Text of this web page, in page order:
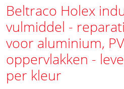
Beltraco Holex
vulmiddel -
voor aluminium,
oppervlakken -
per kleur